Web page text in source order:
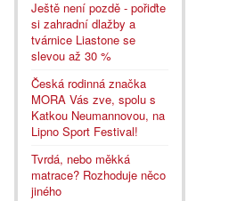
Ještě není pozdě - pořiďte
si zahradní dlažby a
tvárnice Liastone se
slevou až 30 %
Česká rodinná značka
MORA Vás zve, spolu s
Katkou Neumannovou, na
Lipno Sport Festival!
Tvrdá, nebo měkká
matrace? Rozhoduje něco
jiného